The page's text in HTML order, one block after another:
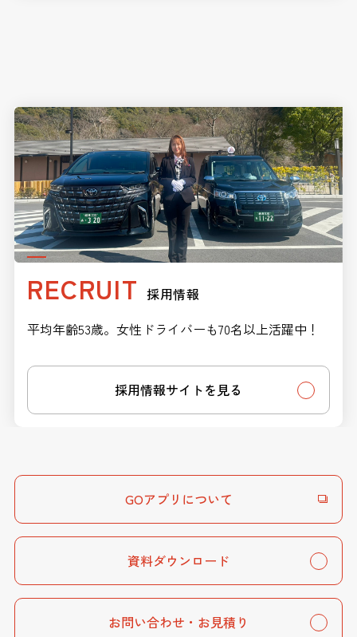
RECRUIT 採用情報
平均年齢53歳。女性ドライバーも70名以上活躍中！
採用情報サイトを見る
GOアプリについて
資料ダウンロード
お問い合わせ・お見積り